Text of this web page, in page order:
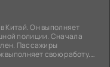
Китай. Он выполняет
полиции. Сначала
Пассажиры
выполняет свою работу.